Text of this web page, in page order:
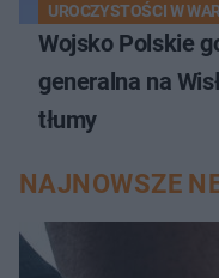
UROCZYSTOŚCI W
Wojsko Polskie
generalna na
tłumy
NAJNOWSZE